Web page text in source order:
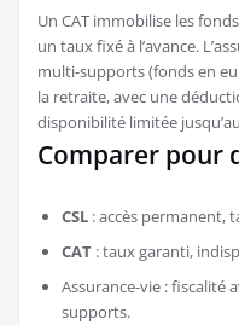
Un CAT immobilise les
un taux fixé à l’avance.
multi-supports (fonds en
la retraite, avec une
disponibilité limitée
Comparer pour
CSL : accès permanent,
CAT : taux garanti,
Assurance-vie : fiscalité
supports.